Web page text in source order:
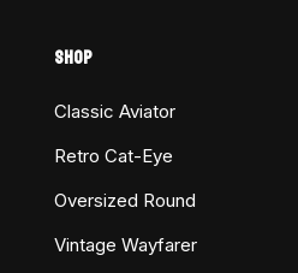
SHOP
Classic Aviator
Retro Cat-Eye
Oversized Round
Vintage Wayfarer